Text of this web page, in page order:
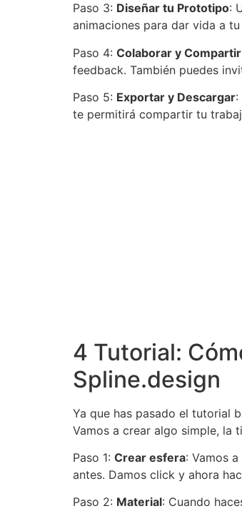
Paso 3: Diseñar tu Prototipo:
animaciones para dar vida a tu
Paso 4: Colaborar y Compartir
feedback. También puedes
Paso 5: Exportar y Descargar:
te permitirá compartir tu
4 Tutorial:
Spline.design
Ya que has pasado el tutorial
Vamos a crear algo simple, la
Paso 1: Crear esfera: Vamos
antes. Damos click y ahora
Paso 2: Material: Cuando